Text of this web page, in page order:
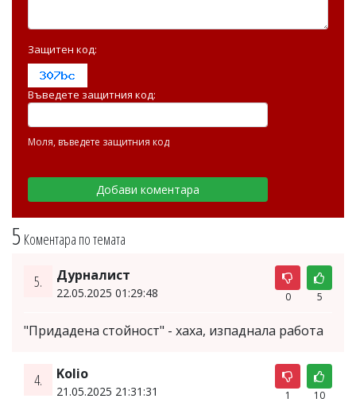
5 Коментара по темата
5. Дурналист
22.05.2025 01:29:48 0 5
"Придадена стойност" - хаха, изпаднала работа
4. Kolio
21.05.2025 21:31:31 1 10
Защитен код:
Въведете защитния код:
Моля, въведете защитния код